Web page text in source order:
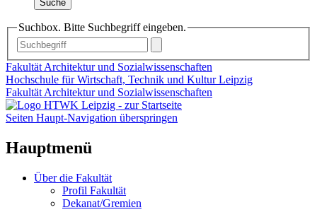
Suche
Suchbox. Bitte Suchbegriff eingeben.
Fakultät Architektur und Sozialwissenschaften
Hochschule für Wirtschaft, Technik und Kultur Leipzig
Fakultät Architektur und Sozialwissenschaften
Seiten Haupt-Navigation überspringen
Hauptmenü
Über die Fakultät
Profil Fakultät
Dekanat/Gremien